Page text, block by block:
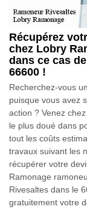
Récupérez
chez Lobry
dans ce cas
66600 !
Recherchez-vous
puisque vous avez
action ? Venez
le plus doué dans
tout les coûts
travaux suivant les
récupérer votre
Ramonage
Rivesaltes dans le
gratuitement votre